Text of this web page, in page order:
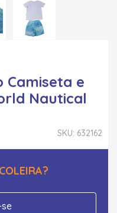
Camiseta e
Nautical
SKU: 632162